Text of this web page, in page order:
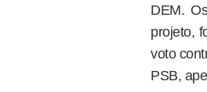
DEM.
projeto,
voto
PSB,